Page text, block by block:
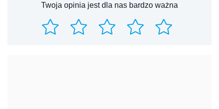
Twoja opinia jest dla nas bardzo ważna